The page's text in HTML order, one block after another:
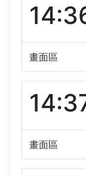
畫面區
畫面區